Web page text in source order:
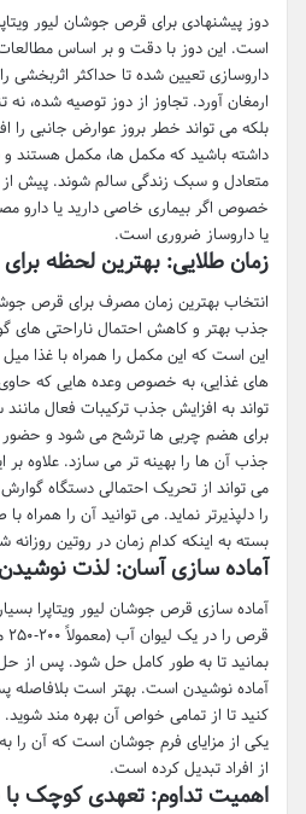
دوز پیشنهادی برای قرص جوشان لیور
است. این دوز با دقت و بر اساس مطالعات
داروسازی تعیین شده تا حداکثر اثربخشی
ارمغان آورد. تجاوز از دوز توصیه شده، نه
بلکه می تواند خطر بروز عوارض جانبی را
داشته باشید که مکمل ها، مکمل هستند و
متعادل و سبک زندگی سالم شوند. پیش
خصوص اگر بیماری خاصی دارید یا دارو
یا داروساز ضروری است.
زمان طلایی: بهترین لحظه
انتخاب بهترین زمان مصرف برای قرص
جذب بهتر و کاهش احتمال ناراحتی های
این است که این مکمل را همراه با غذا
های غذایی، به خصوص وعده هایی که
تواند به افزایش جذب ترکیبات فعال
برای هضم چربی ها ترشح می شود و حضور
جذب آن ها را بهینه تر می سازد. علاوه بر
می تواند از تحریک احتمالی دستگاه
را دلپذیرتر نماید. می توانید آن را همراه
بسته به اینکه کدام زمان در روتین
آماده سازی آسان: لذت
آماده سازی قرص جوشان لیور ویتاپرا
بمانید تا به طور کامل حل شود. پس از
آماده نوشیدن است. بهتر است بلافاصله
کنید تا از تمامی خواص آن بهره مند
یکی از مزایای فرم جوشان است که آن را
از افراد تبدیل کرده است.
اهمیت تداوم: تعهدی کوچک با